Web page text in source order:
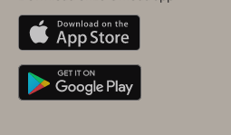
Belgique(Français)
Deutschland